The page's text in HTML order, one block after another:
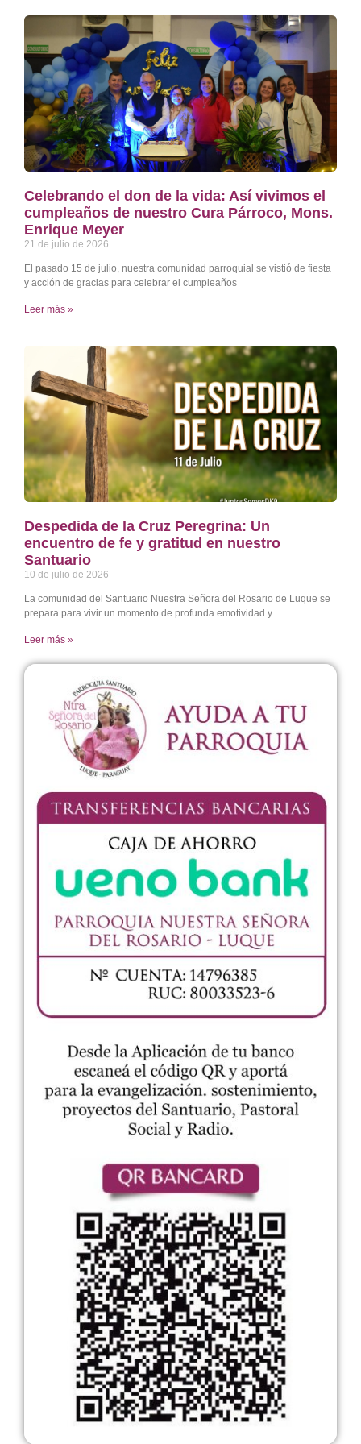
Celebrando el don de la vida: Así vivimos el
cumpleaños de nuestro Cura Párroco, Mons.
Enrique Meyer
21 de julio de 2026
El pasado 15 de julio, nuestra comunidad parroquial se vistió de fiesta
y acción de gracias para celebrar el cumpleaños
Leer más »
Despedida de la Cruz Peregrina: Un
encuentro de fe y gratitud en nuestro
Santuario
10 de julio de 2026
La comunidad del Santuario Nuestra Señora del Rosario de Luque se
prepara para vivir un momento de profunda emotividad y
Leer más »